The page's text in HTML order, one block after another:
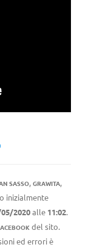
SASSO, GRAWITA,
inizialmente
2020alle 11:02.
del sito.
ed errori è